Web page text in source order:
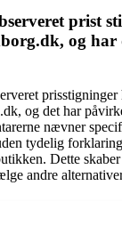
prist
og har
prisstigninger
og det har
nævner
tydelig
Dette
andre